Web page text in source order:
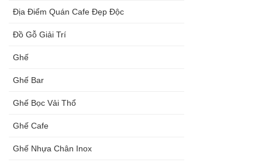
Địa Điểm Quán Cafe Đẹp Độc
Đồ Gỗ Giải Trí
Ghế
Ghế Bar
Ghế Bọc Vải Thổ
Ghế Cafe
Ghế Nhựa Chân Inox